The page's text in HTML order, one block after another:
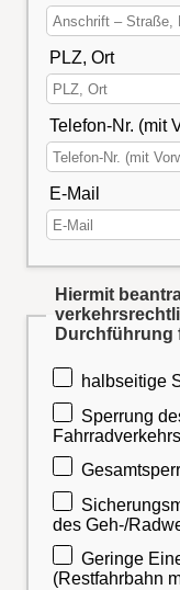
PLZ, Ort
Telefon-Nr. (mit
E-Mail
Hiermit
Durchführung
halbseitige
Sperrung
des Geh-/
Geringe
(Restfahrbahn